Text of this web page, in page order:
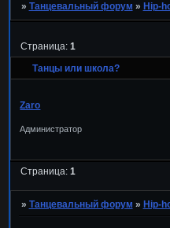
» Танцевальный форум » Hip-
Танцы или школа?
Страница: 1
Zaro
Администратор
Страница: 1
» Танцевальный форум » Hip-